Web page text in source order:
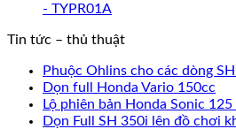
- TYPR01A
Tin tức – thủ thuật
Phuộc Ohlins cho các dòng
Dọn full Honda Vario 150cc
Lộ phiên bản Honda Sonic
Dọn Full SH 350i lên đồ chơi